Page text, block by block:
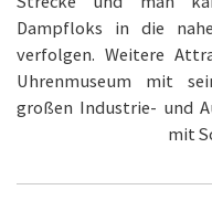
Dampfloks in die
verfolgen. Weitere
Uhrenmuseum mit
großen Industrie- und
mit